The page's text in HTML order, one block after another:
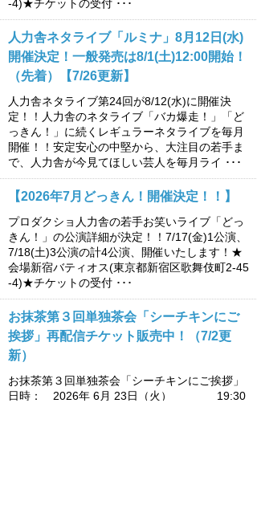
-4)★チケットの受付 ･･･
人力舎ネタライブ「ルミナ」8月12日(水)
開催決定！一般発売は8/1(土)12:00開始！
（先着）【7/26更新】
人力舎ネタライブ第24回が8/12(水)に開催決
定！！人力舎のネタライブ「バカ爆走！」「ど
っきん！」に続くレギュラーネタライブを毎月
開催！！安定安心の中堅から、大注目の若手ま
で、人力舎が今見てほしい芸人を毎月ライ ･･･
【2026年7月どっきん！開催決定！！】
プロダクショ人力舎の若手お笑いライブ「どっ
きん！」の公演詳細が決定！！7/17(金)1公演、
7/18(土)3公演の計4公演、開催いたします！★
会場新宿バティオス(東京都新宿区歌舞伎町2-45
-4)★チケットの受付 ･･･
お抹茶第３回単独茶会「シーチキンにご
挨拶」再配信チケット販売中！（7/2更
新）
お抹茶第３回単独茶会「シーチキンにご挨拶」
日時： 2026年 6月 23日（火） 19:30